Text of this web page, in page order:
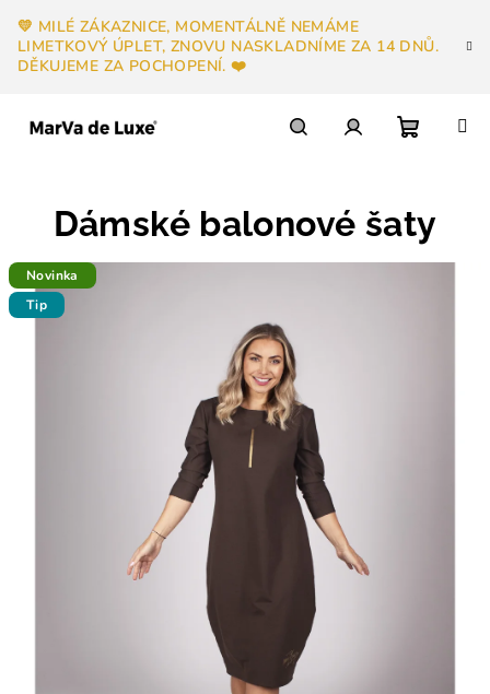
obsah
💛 MILÉ ZÁKAZNICE, MOMENTÁLNĚ NEMÁME
LIMETKOVÝ ÚPLET, ZNOVU NASKLADNÍME ZA 14 DNŮ.
DĚKUJEME ZA POCHOPENÍ. ❤️
košík
Dámské balonové šaty
Novinka
Tip